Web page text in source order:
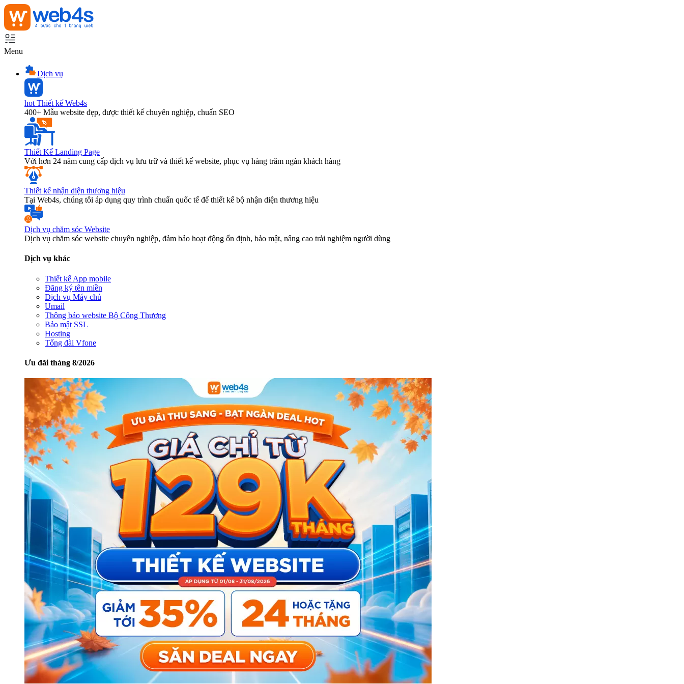
Menu
Dịch vụ
hot Thiết kế Web4s
400+ Mẫu website đẹp, được thiết kế chuyên nghiệp, chuẩn SEO
Thiết Kế Landing Page
Với hơn 24 năm cung cấp dịch vụ lưu trữ và thiết kế website, phục vụ hàng trăm ngàn khách hàng
Thiết kế nhận diện thương hiệu
Tại Web4s, chúng tôi áp dụng quy trình chuẩn quốc tế để thiết kế bộ nhận diện thương hiệu
Dịch vụ chăm sóc Website
Dịch vụ chăm sóc website chuyên nghiệp, đảm bảo hoạt động ổn định, bảo mật, nâng cao trải nghiệm người dùng
Dịch vụ khác
Thiết kế App mobile
Đăng ký tên miền
Dịch vụ Máy chủ
Umail
Thông báo website Bộ Công Thương
Bảo mật SSL
Hosting
Tổng đài Vfone
Ưu đãi tháng 8/2026